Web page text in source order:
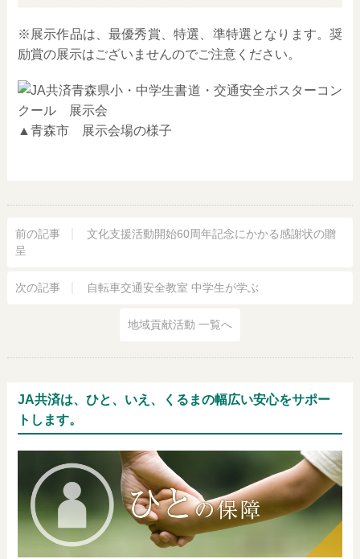
※展示作品は、最優秀賞、特選、準特選となります。奨
励賞の展示はございませんのでご注意ください。
▲青森市 展示会場の様子
前の記事
文化支援活動開始60周年記念にかかる感謝状の贈
呈
次の記事 自転車交通安全教室 中学生が学ぶ
地域貢献活動 一覧へ
JA共済は、ひと、いえ、くるまの幅広い安心をサポー
トします。